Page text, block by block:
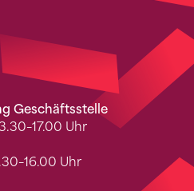
Geschäftsstelle
Uhr
Uhr